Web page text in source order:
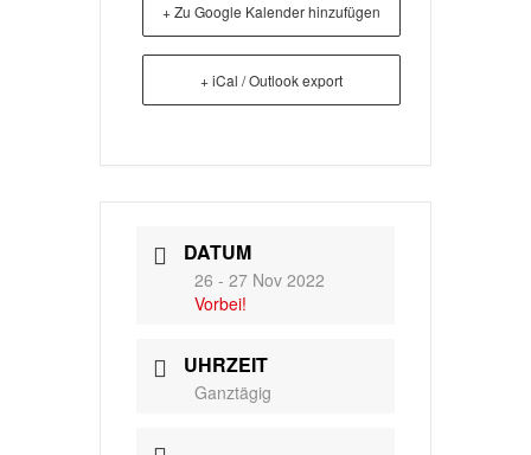
+ Zu Google Kalender hinzufügen
+ iCal / Outlook export
DATUM
26 - 27 Nov 2022
Vorbei!
UHRZEIT
Ganztägig